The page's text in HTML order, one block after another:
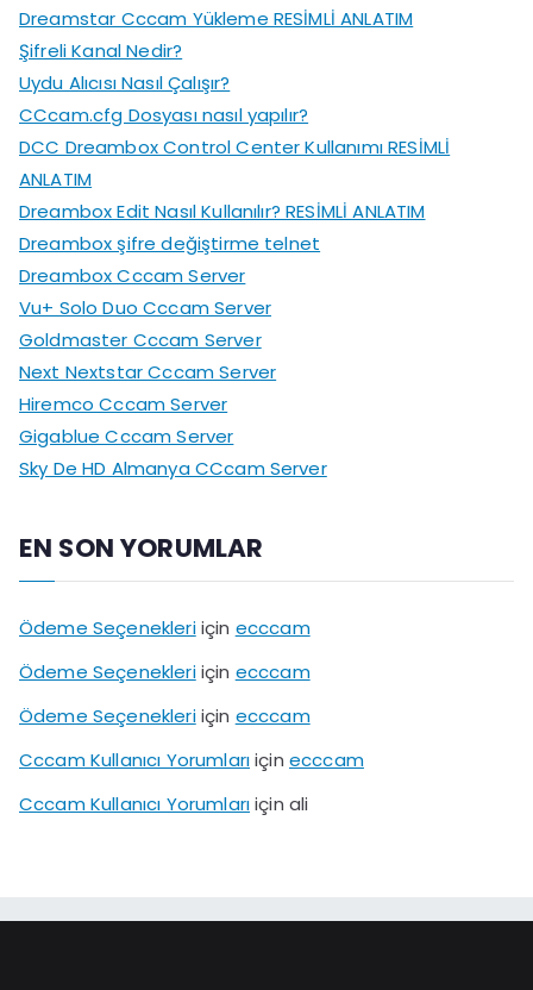
Dreamstar Cccam Yükleme RESİMLİ ANLATIM
Şifreli Kanal Nedir?
Uydu Alıcısı Nasıl Çalışır?
CCcam.cfg Dosyası nasıl yapılır?
DCC Dreambox Control Center Kullanımı RESİMLİ
ANLATIM
Dreambox Edit Nasıl Kullanılır? RESİMLİ ANLATIM
Dreambox şifre değiştirme telnet
Dreambox Cccam Server
Vu+ Solo Duo Cccam Server
Goldmaster Cccam Server
Next Nextstar Cccam Server
Hiremco Cccam Server
Gigablue Cccam Server
Sky De HD Almanya CCcam Server
EN SON YORUMLAR
Ödeme Seçenekleriiçin ecccam
Ödeme Seçenekleriiçin ecccam
Ödeme Seçenekleriiçin ecccam
Cccam Kullanıcı Yorumlarıiçin ecccam
Cccam Kullanıcı Yorumlarıiçin ali